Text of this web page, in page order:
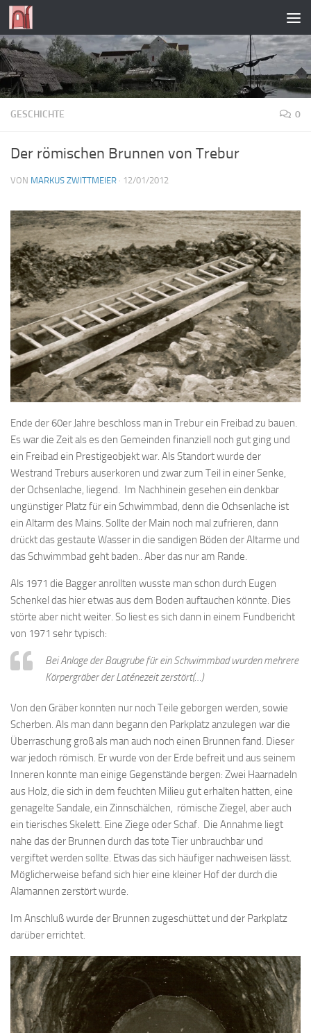
Zum Inhalt springen
GESCHICHTE 0
Der römischen Brunnen von Trebur
VON MARKUS ZWITTMEIER · 12/01/2012
Ende der 60er Jahre beschloss man in Trebur ein Freibad zu bauen.
Es war die Zeit als es den Gemeinden finanziell noch gut ging und
ein Freibad ein Prestigeobjekt war. Als Standort wurde der
Westrand Treburs auserkoren und zwar zum Teil in einer Senke,
der Ochsenlache, liegend. Im Nachhinein gesehen ein denkbar
ungünstiger Platz für ein Schwimmbad, denn die Ochsenlache ist
ein Altarm des Mains. Sollte der Main noch mal zufrieren, dann
drückt das gestaute Wasser in die sandigen Böden der Altarme und
das Schwimmbad geht baden.. Aber das nur am Rande.
Als 1971 die Bagger anrollten wusste man schon durch Eugen
Schenkel das hier etwas aus dem Boden auftauchen könnte. Dies
störte aber nicht weiter. So liest es sich dann in einem Fundbericht
von 1971 sehr typisch:
Bei Anlage der Baugrube für ein Schwimmbad wurden mehrere
Körpergräber der Laténezeit zerstört(…)
Von den Gräber konnten nur noch Teile geborgen werden, sowie
Scherben. Als man dann begann den Parkplatz anzulegen war die
Überraschung groß als man auch noch einen Brunnen fand. Dieser
war jedoch römisch. Er wurde von der Erde befreit und aus seinem
Inneren konnte man einige Gegenstände bergen: Zwei Haarnadeln
aus Holz, die sich in dem feuchten Milieu gut erhalten hatten, eine
genagelte Sandale, ein Zinnschälchen, römische Ziegel, aber auch
ein tierisches Skelett. Eine Ziege oder Schaf. Die Annahme liegt
nahe das der Brunnen durch das tote Tier unbrauchbar und
vergiftet werden sollte. Etwas das sich häufiger nachweisen lässt.
Möglicherweise befand sich hier eine kleiner Hof der durch die
Alamannen zerstört wurde.
Im Anschluß wurde der Brunnen zugeschüttet und der Parkplatz
darüber errichtet.